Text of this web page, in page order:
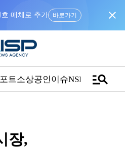
매체로 추가 바로가기 close
트소상공인이슈NSPTVmanage_search
장,